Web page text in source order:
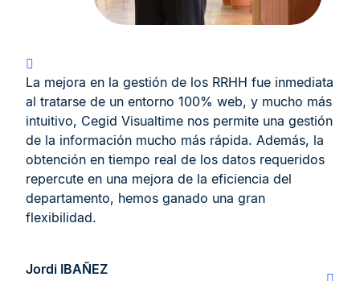
La mejora en la gestión de los RRHH fue inmediata
al tratarse de un entorno 100% web, y mucho más
intuitivo, Cegid Visualtime nos permite una gestión
de la información mucho más rápida. Además, la
obtención en tiempo real de los datos requeridos
repercute en una mejora de la eficiencia del
departamento, hemos ganado una gran
flexibilidad.
Jordi IBAÑEZ